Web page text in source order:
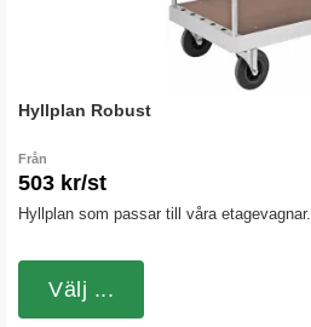
Hyllplan Robust
Från
503 kr/st
Hyllplan som passar till våra etagevagnar.
Välj ...